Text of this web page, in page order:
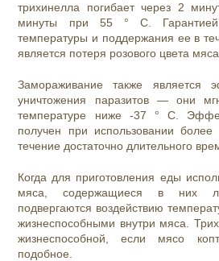
трихинелла погибает через 2
минуты при 55 ° C. Гарантией
температуры и поддержания ее в
является потеря розового цвета мяса.
Замораживание также является
уничтожения паразитов — они
температуре ниже -37 ° C.
получен при использовании более
течение достаточно длительного
Когда для приготовления еды
мяса, содержащиеся в них
подвергаются воздействию
жизнеспособными внутри мяса.
жизнеспособной, если мясо
подобное.